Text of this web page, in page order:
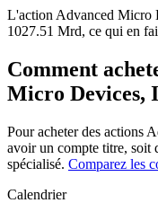
L'action Advanced Micro
1027.51 Mrd, ce qui en
Comment
Micro Devices,
Pour acheter des actions
avoir un compte titre, soit
spécialisé. Comparez les
Calendrier